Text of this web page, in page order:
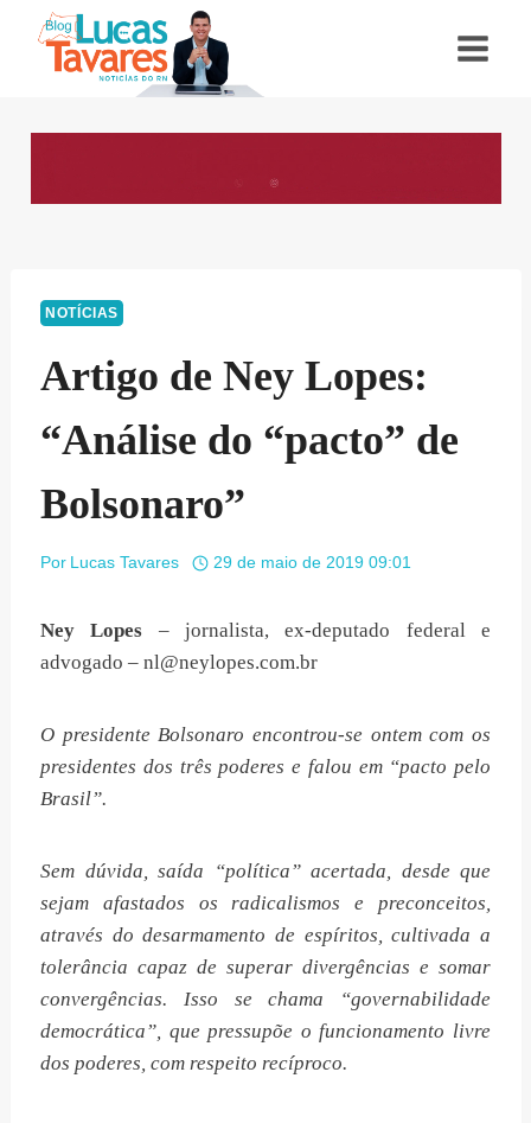
NOTÍCIAS
Artigo de Ney Lopes:
“Análise do “pacto” de
Bolsonaro”
Por Lucas Tavares 29 de maio de 2019 09:01
Ney Lopes – jornalista, ex-deputado federal e
advogado – nl@neylopes.com.br
O presidente Bolsonaro encontrou-se ontem com os
presidentes dos três poderes e falou em “pacto pelo
Brasil”.
Sem dúvida, saída “política” acertada, desde que
sejam afastados os radicalismos e preconceitos,
através do desarmamento de espíritos, cultivada a
tolerância capaz de superar divergências e somar
convergências. Isso se chama “governabilidade
democrática”, que pressupõe o funcionamento livre
dos poderes, com respeito recíproco.